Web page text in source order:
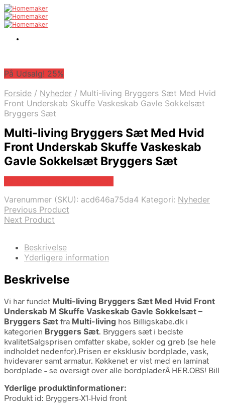
På Udsalg! 25%
Forside / Nyheder / Multi-living Bryggers Sæt Med Hvid
Front Underskab Skuffe Vaskeskab Gavle Sokkelsæt
Bryggers Sæt
Multi-living Bryggers Sæt Med Hvid
Front Underskab Skuffe Vaskeskab
Gavle Sokkelsæt Bryggers Sæt
Varenummer (SKU): acd646a75da4 Kategori: Nyheder
Previous Product
Next Product
Beskrivelse
Yderligere information
Beskrivelse
Vi har fundet Multi-living Bryggers Sæt Med Hvid Front
Underskab M Skuffe Vaskeskab Gavle Sokkelsæt –
Bryggers Sæt fra Multi-living hos Billigskabe.dk i
kategorien Bryggers Sæt. Bryggers sæt i bedste
kvalitetSalgsprisen omfatter skabe, sokler og greb (se hele
indholdet nedenfor).Prisen er eksklusiv bordplade, vask,
hvidevarer samt armatur. Køkkenet er vist med en laminat
bordplade – se oversigt over alle bordpladerÂ HER.OBS! Bill
Yderlige produktinformationer:
Produkt id: Bryggers-X1-Hvid front